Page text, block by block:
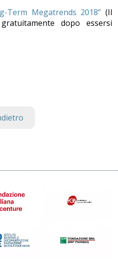
Term Megatrends 2018” (Il
dopo essersi